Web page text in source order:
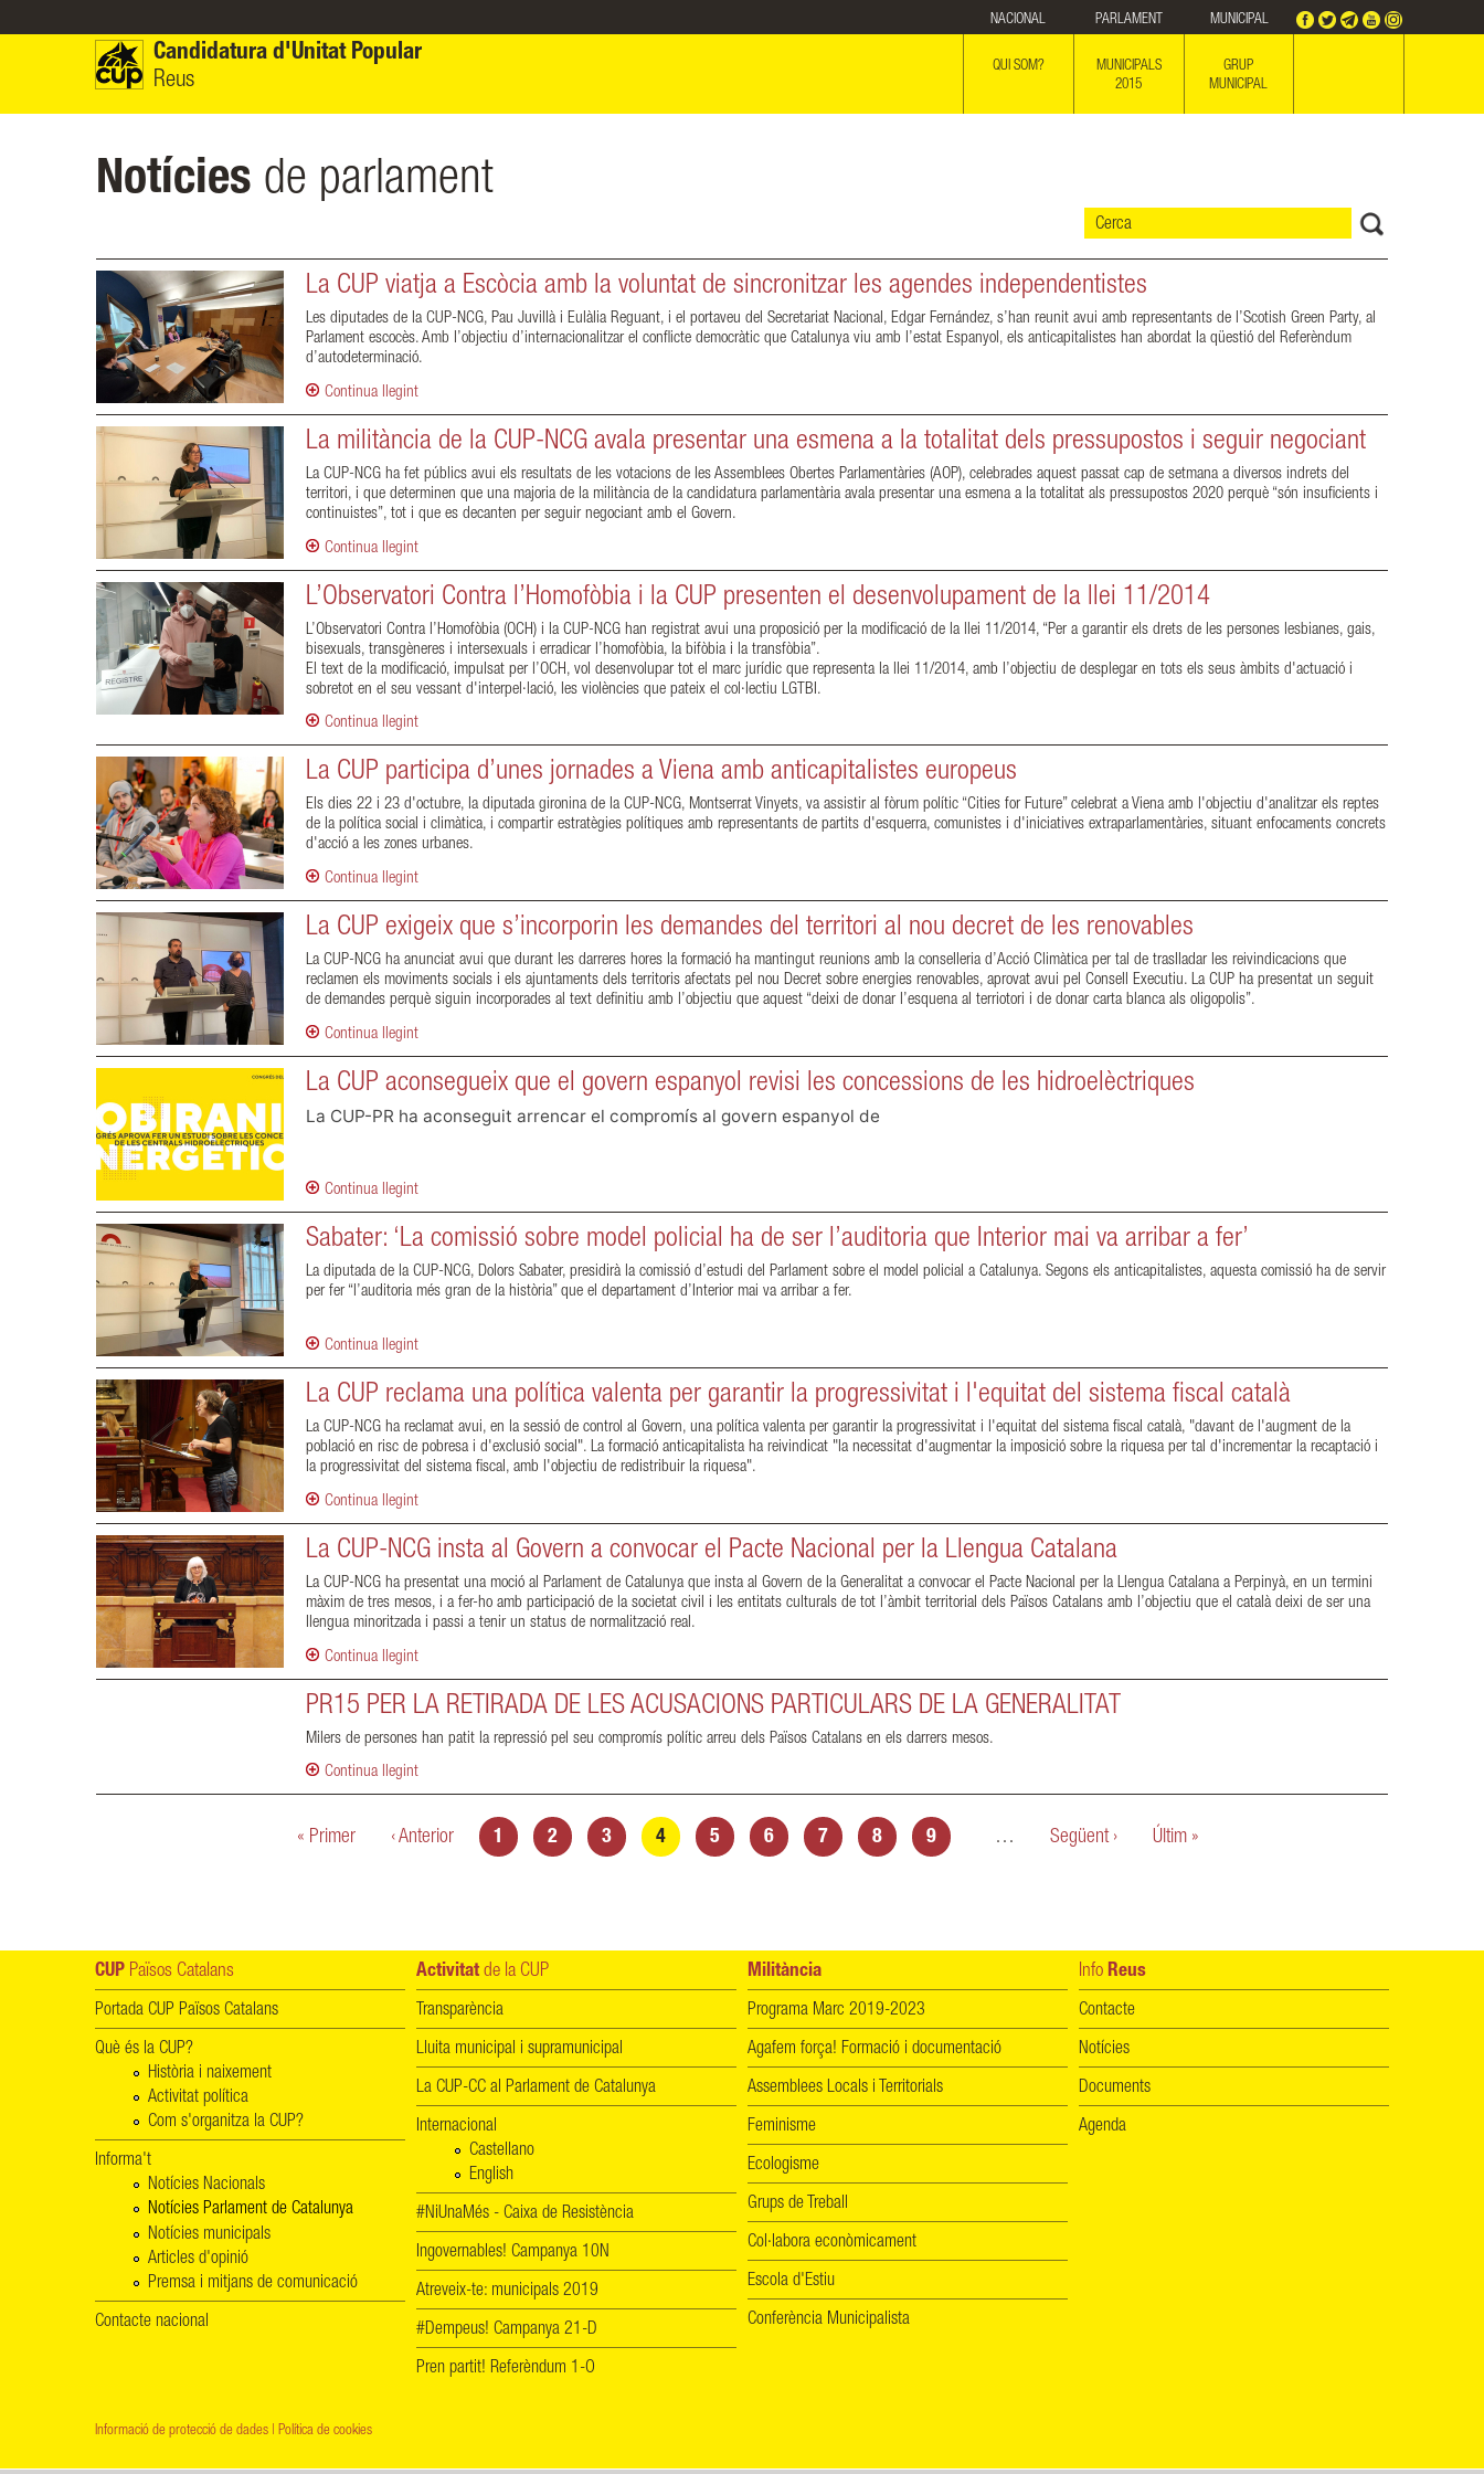
NACIONAL PARLAMENT MUNICIPAL
Candidatura d'Unitat Popular
Reus
QUI SOM?
MUNICIPALS
2015
GRUP
MUNICIPAL
Notícies de parlament
La CUP viatja a Escòcia amb la voluntat de sincronitzar les agendes independentistes
Les diputades de la CUP-NCG, Pau Juvillà i Eulàlia Reguant, i el portaveu del Secretariat Nacional, Edgar Fernández, s’han reunit avui amb representants de l’Scotish Green Party, al
Parlament escocès. Amb l’objectiu d’internacionalitzar el conflicte democràtic que Catalunya viu amb l’estat Espanyol, els anticapitalistes han abordat la qüestió del Referèndum
d’autodeterminació.
Continua llegint
La militància de la CUP-NCG avala presentar una esmena a la totalitat dels pressupostos i seguir negociant
La CUP-NCG ha fet públics avui els resultats de les votacions de les Assemblees Obertes Parlamentàries (AOP), celebrades aquest passat cap de setmana a diversos indrets del
territori, i que determinen que una majoria de la militància de la candidatura parlamentària avala presentar una esmena a la totalitat als pressupostos 2020 perquè “són insuficients i
continuistes”, tot i que es decanten per seguir negociant amb el Govern.
Continua llegint
L’Observatori Contra l’Homofòbia i la CUP presenten el desenvolupament de la llei 11/2014
L’Observatori Contra l’Homofòbia (OCH) i la CUP-NCG han registrat avui una proposició per la modificació de la llei 11/2014, “Per a garantir els drets de les persones lesbianes, gais,
bisexuals, transgèneres i intersexuals i erradicar l’homofòbia, la bifòbia i la transfòbia”.
El text de la modificació, impulsat per l’OCH, vol desenvolupar tot el marc jurídic que representa la llei 11/2014, amb l’objectiu de desplegar en tots els seus àmbits d'actuació i
sobretot en el seu vessant d'interpel·lació, les violències que pateix el col·lectiu LGTBI.
Continua llegint
La CUP participa d’unes jornades a Viena amb anticapitalistes europeus
Els dies 22 i 23 d'octubre, la diputada gironina de la CUP-NCG, Montserrat Vinyets, va assistir al fòrum polític “Cities for Future” celebrat a Viena amb l'objectiu d'analitzar els reptes
de la política social i climàtica, i compartir estratègies polítiques amb representants de partits d'esquerra, comunistes i d'iniciatives extraparlamentàries, situant enfocaments concrets
d'acció a les zones urbanes.
Continua llegint
La CUP exigeix que s’incorporin les demandes del territori al nou decret de les renovables
La CUP-NCG ha anunciat avui que durant les darreres hores la formació ha mantingut reunions amb la conselleria d’Acció Climàtica per tal de traslladar les reivindicacions que
reclamen els moviments socials i els ajuntaments dels territoris afectats pel nou Decret sobre energies renovables, aprovat avui pel Consell Executiu. La CUP ha presentat un seguit
de demandes perquè siguin incorporades al text definitiu amb l’objectiu que aquest “deixi de donar l’esquena al terriotori i de donar carta blanca als oligopolis”.
Continua llegint
La CUP aconsegueix que el govern espanyol revisi les concessions de les hidroelèctriques
La CUP-PR ha aconseguit arrencar el compromís al govern espanyol de
Continua llegint
Sabater: ‘La comissió sobre model policial ha de ser l’auditoria que Interior mai va arribar a fer’
La diputada de la CUP-NCG, Dolors Sabater, presidirà la comissió d’estudi del Parlament sobre el model policial a Catalunya. Segons els anticapitalistes, aquesta comissió ha de servir
per fer “l’auditoria més gran de la història” que el departament d’Interior mai va arribar a fer.
Continua llegint
La CUP reclama una política valenta per garantir la progressivitat i l'equitat del sistema fiscal català
La CUP-NCG ha reclamat avui, en la sessió de control al Govern, una política valenta per garantir la progressivitat i l'equitat del sistema fiscal català, "davant de l'augment de la
població en risc de pobresa i d'exclusió social". La formació anticapitalista ha reivindicat "la necessitat d'augmentar la imposició sobre la riquesa per tal d'incrementar la recaptació i
la progressivitat del sistema fiscal, amb l'objectiu de redistribuir la riquesa".
Continua llegint
La CUP-NCG insta al Govern a convocar el Pacte Nacional per la Llengua Catalana
La CUP-NCG ha presentat una moció al Parlament de Catalunya que insta al Govern de la Generalitat a convocar el Pacte Nacional per la Llengua Catalana a Perpinyà, en un termini
màxim de tres mesos, i a fer-ho amb participació de la societat civil i les entitats culturals de tot l’àmbit territorial dels Països Catalans amb l’objectiu que el català deixi de ser una
llengua minoritzada i passi a tenir un status de normalització real.
Continua llegint
PR15 PER LA RETIRADA DE LES ACUSACIONS PARTICULARS DE LA GENERALITAT
Milers de persones han patit la repressió pel seu compromís polític arreu dels Països Catalans en els darrers mesos.
Continua llegint
« Primer ‹ Anterior 1 2 3 4 5 6 7 8 9 … Següent › Últim »
CUP Països Catalans
Portada CUP Països Catalans
Què és la CUP?
Història i naixement
Activitat política
Com s'organitza la CUP?
Informa't
Notícies Nacionals
Notícies Parlament de Catalunya
Notícies municipals
Articles d'opinió
Premsa i mitjans de comunicació
Contacte nacional
Activitat de la CUP
Transparència
Lluita municipal i supramunicipal
La CUP-CC al Parlament de Catalunya
Internacional
Castellano
English
#NiUnaMés - Caixa de Resistència
Ingovernables! Campanya 10N
Atreveix-te: municipals 2019
#Dempeus! Campanya 21-D
Pren partit! Referèndum 1-O
Militància
Programa Marc 2019-2023
Agafem força! Formació i documentació
Assemblees Locals i Territorials
Feminisme
Ecologisme
Grups de Treball
Col·labora econòmicament
Escola d'Estiu
Conferència Municipalista
Info Reus
Contacte
Notícies
Documents
Agenda
Informació de protecció de dades | Política de cookies